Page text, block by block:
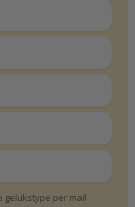
gelukstype per mail